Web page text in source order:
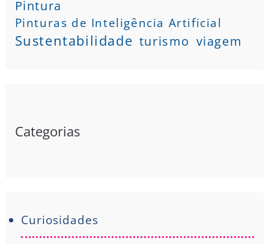
Pintura
Pinturas de Inteligência Artificial
Sustentabilidade turismo viagem
Categorias
Curiosidades